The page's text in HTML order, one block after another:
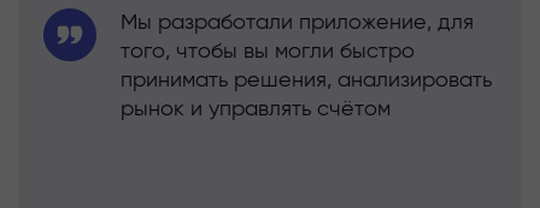
Мы разработали приложение, для
того, чтобы вы могли быстро
принимать решения, анализировать
рынок и управлять счётом